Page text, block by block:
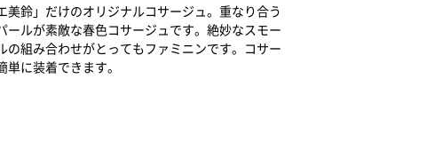
美鈴」だけのオリジナルコサージュ。重なり合う
ールが素敵な春色コサージュです。絶妙なスモー
の組み合わせがとってもファミニンです。コサー
に装着できます。